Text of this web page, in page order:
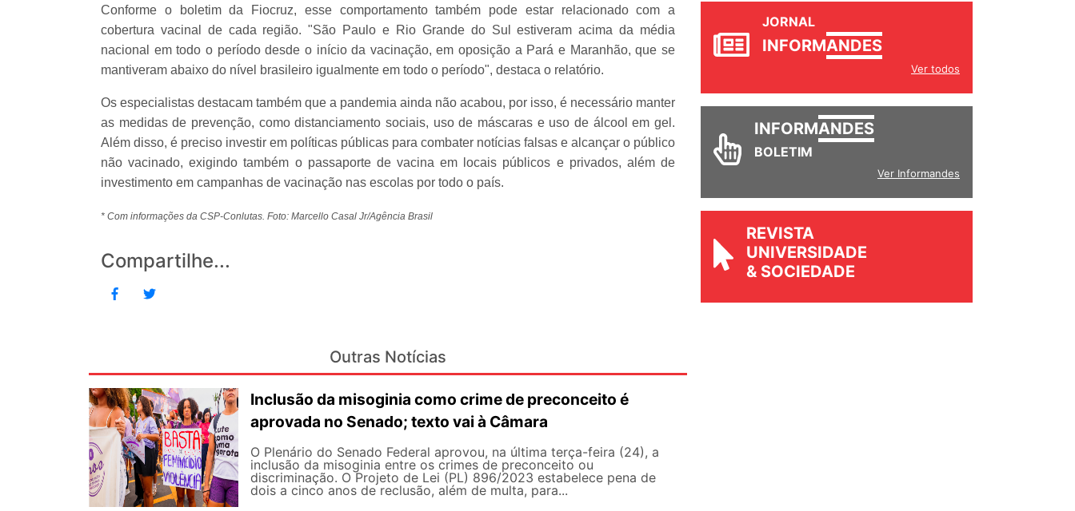
Conforme o boletim da Fiocruz, esse comportamento também pode estar relacionado com a
cobertura vacinal de cada região. "São Paulo e Rio Grande do Sul estiveram acima da média
nacional em todo o período desde o início da vacinação, em oposição a Pará e Maranhão, que se
mantiveram abaixo do nível brasileiro igualmente em todo o período", destaca o relatório.
Os especialistas destacam também que a pandemia ainda não acabou, por isso, é necessário manter
as medidas de prevenção, como distanciamento sociais, uso de máscaras e uso de álcool em gel.
Além disso, é preciso investir em políticas públicas para combater notícias falsas e alcançar o público
não vacinado, exigindo também o passaporte de vacina em locais públicos e privados, além de
investimento em campanhas de vacinação nas escolas por todo o país.
* Com informações da CSP-Conlutas. Foto: Marcello Casal Jr/Agência Brasil
Compartilhe...
Outras Notícias
Inclusão da misoginia como crime de preconceito é
aprovada no Senado; texto vai à Câmara
O Plenário do Senado Federal aprovou, na última terça-feira (24), a
inclusão da misoginia entre os crimes de preconceito ou
discriminação. O Projeto de Lei (PL) 896/2023 estabelece pena de
dois a cinco anos de reclusão, além de multa, para...
JORNAL
INFORMANDES
Ver todos
INFORMANDES
BOLETIM
Ver Informandes
REVISTA
UNIVERSIDADE
& SOCIEDADE